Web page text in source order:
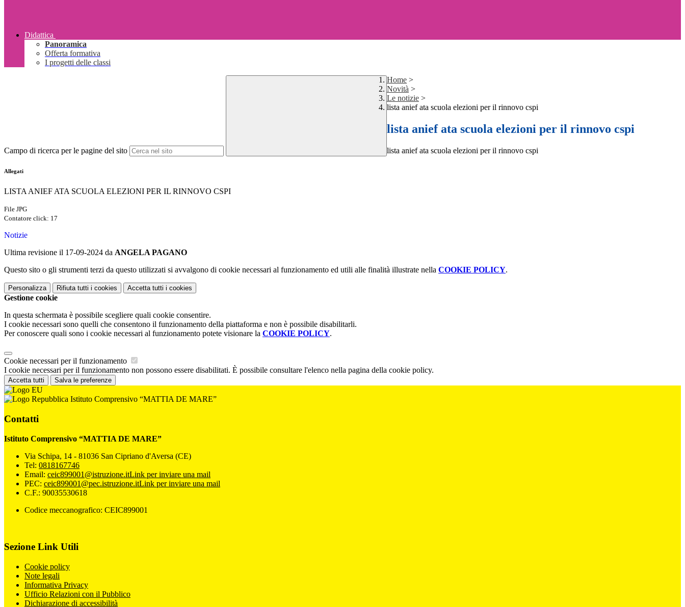
Didattica
Panoramica
Offerta formativa
I progetti delle classi
Campo di ricerca per le pagine del sito
Home >
Novità >
Le notizie >
lista anief ata scuola elezioni per il rinnovo cspi
lista anief ata scuola elezioni per il rinnovo cspi
lista anief ata scuola elezioni per il rinnovo cspi
Allegati
LISTA ANIEF ATA SCUOLA ELEZIONI PER IL RINNOVO CSPI
File JPG
Contatore click: 17
Notizie
Ultima revisione il 17-09-2024 da ANGELA PAGANO
Questo sito o gli strumenti terzi da questo utilizzati si avvalgono di cookie necessari al funzionamento ed utili alle finalità illustrate nella COOKIE POLICY.
Personalizza Rifiuta tutti i cookies Accetta tutti i cookies
Gestione cookie
In questa schermata è possibile scegliere quali cookie consentire.
I cookie necessari sono quelli che consentono il funzionamento della piattaforma e non è possibile disabilitarli.
Per conoscere quali sono i cookie necessari al funzionamento potete visionare la COOKIE POLICY.
Cookie necessari per il funzionamento
I cookie necessari per il funzionamento non possono essere disabilitati. È possibile consultare l'elenco nella pagina della cookie policy.
Accetta tutti Salva le preferenze
Istituto Comprensivo “MATTIA DE MARE”
Contatti
Istituto Comprensivo “MATTIA DE MARE”
Via Schipa, 14 - 81036 San Cipriano d'Aversa (CE)
Tel: 0818167746
Email: ceic899001@istruzione.itLink per inviare una mail
PEC: ceic899001@pec.istruzione.itLink per inviare una mail
C.F.: 90035530618
Codice meccanografico: CEIC899001
Sezione Link Utili
Cookie policy
Note legali
Informativa Privacy
Ufficio Relazioni con il Pubblico
Dichiarazione di accessibilità